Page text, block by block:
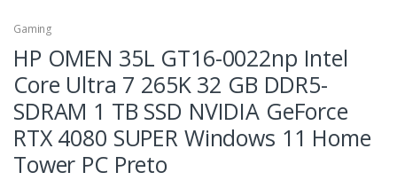
Gaming
HP OMEN 35L GT16-0022np Intel
Core Ultra 7 265K 32 GB DDR5-
SDRAM 1 TB SSD NVIDIA GeForce
RTX 4080 SUPER Windows 11 Home
Tower PC Preto